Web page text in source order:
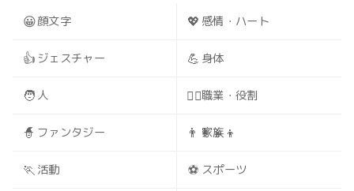
😀顔文字 💖 感情・ハート
👍 ジェスチャー 💪 身体
🧑 人 🧑‍⚕️職業・役割
🧙 ファンタジー 👨‍👩‍👧‍👦
家族
🏃 活動 ⚽ スポーツ